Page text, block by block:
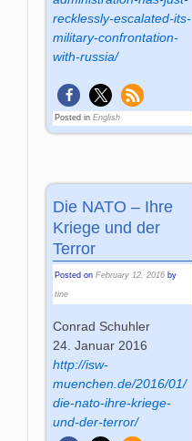
recklessly-escalated-its-
military-confrontation-
with-russia/
Posted in English
Die NATO – Ihre
Kriege und der
Terror
Posted onFebruary 12, 2016 by
tine
Conrad Schuhler
24. Januar 2016
http://isw-
muenchen.de/2016/01/
die-nato-ihre-kriege-
und-der-terror/